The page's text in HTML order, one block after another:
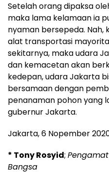
Setelah orang dipaksa
maka lama kelamaan ia
nyaman bersepeda. Nah,
alat transportasi
sekitarnya, maka udara
dan kemacetan akan
kedepan, udara Jakarta
bersamaan dengan
penanaman pohon yang
gubernur Jakarta.
Jakarta, 6 Nopember
* Tony Rosyid;
Bangsa